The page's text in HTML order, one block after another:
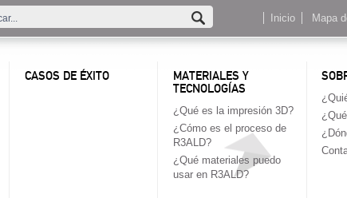
Inicio Mapa
CASOS DE ÉXITO
MATERIALES Y
TECNOLOGÍAS
¿Qué es la impresión 3D?
¿Cómo es el proceso de
R3ALD?
¿Qué materiales puedo
usar en R3ALD?